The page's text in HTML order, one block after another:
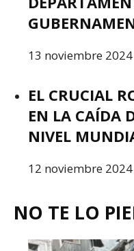
13 noviembre 2024
EL CRUCIAL
EN LA CAÍDA
NIVEL
12 noviembre 2024
NO TE LO